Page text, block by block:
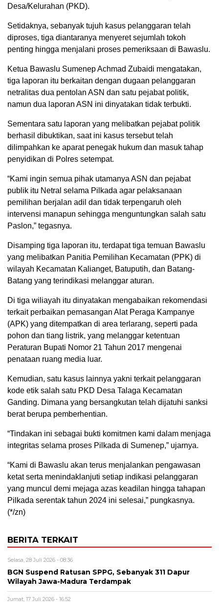
Desa/Kelurahan (PKD).
Setidaknya, sebanyak tujuh kasus pelanggaran telah
diproses, tiga diantaranya menyeret sejumlah tokoh
penting hingga menjalani proses pemeriksaan di Bawaslu.
Ketua Bawaslu Sumenep Achmad Zubaidi mengatakan,
tiga laporan itu berkaitan dengan dugaan pelanggaran
netralitas dua pentolan ASN dan satu pejabat politik,
namun dua laporan ASN ini dinyatakan tidak terbukti.
Sementara satu laporan yang melibatkan pejabat politik
berhasil dibuktikan, saat ini kasus tersebut telah
dilimpahkan ke aparat penegak hukum dan masuk tahap
penyidikan di Polres setempat.
“Kami ingin semua pihak utamanya ASN dan pejabat
publik itu Netral selama Pilkada agar pelaksanaan
pemilihan berjalan adil dan tidak terpengaruh oleh
intervensi manapun sehingga menguntungkan salah satu
Paslon,” tegasnya.
Disamping tiga laporan itu, terdapat tiga temuan Bawaslu
yang melibatkan Panitia Pemilihan Kecamatan (PPK) di
wilayah Kecamatan Kalianget, Batuputih, dan Batang-
Batang yang terindikasi melanggar aturan.
Di tiga wiliayah itu dinyatakan mengabaikan rekomendasi
terkait perbaikan pemasangan Alat Peraga Kampanye
(APK) yang ditempatkan di area terlarang, seperti pada
pohon dan tiang listrik, yang melanggar ketentuan
Peraturan Bupati Nomor 21 Tahun 2017 mengenai
penataan ruang media luar.
Kemudian, satu kasus lainnya yakni terkait pelanggaran
kode etik salah satu PKD Desa Talaga Kecamatan
Ganding. Dimana yang bersangkutan telah dijatuhi sanksi
berat berupa pemberhentian.
“Tindakan ini sebagai bukti komitmen kami dalam menjaga
integritas selama proses Pilkada di Sumenep,” ujarnya.
“Kami di Bawaslu akan terus menjalankan pengawasan
ketat serta menindaklanjuti setiap indikasi pelanggaran
yang muncul demi mejaga azas keadilan hingga tahapan
Pilkada serentak tahun 2024 ini selesai,” pungkasnya.
(*/zn)
BERITA TERKAIT
Selasa, 28 Juli 2026 - 08:36
BGN Suspend Ratusan SPPG, Sebanyak 311 Dapur
Wilayah Jawa-Madura Terdampak
Jumat, 17 Juli 2026 - 16:52